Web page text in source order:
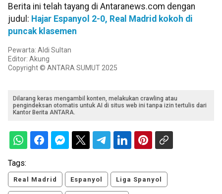
Berita ini telah tayang di Antaranews.com dengan
judul: Hajar Espanyol 2-0, Real Madrid kokoh di
puncak klasemen
Pewarta: Aldi Sultan
Editor: Akung
Copyright © ANTARA SUMUT 2025
Dilarang keras mengambil konten, melakukan crawling atau
pengindeksan otomatis untuk AI di situs web ini tanpa izin tertulis dari
Kantor Berita ANTARA.
Tags:
Real Madrid Espanyol Liga Spanyol